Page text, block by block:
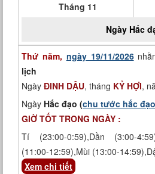
Tháng 11
Ngày Hắc
Thứ năm, ngày 19/11/2026
lịch
Ngày ĐINH DẬU, tháng KỶ HỢI,
Ngày Hắc đạo (chu tước hắc đạo
GIỜ TỐT TRONG NGÀY :
Tí (23:00-0:59),Dần (3:00-
(11:00-12:59),Mùi (13:00-
Xem chi tiết